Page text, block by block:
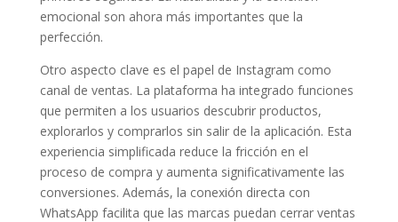
emocional son ahora más importantes que la
perfección.
Otro aspecto clave es el papel de Instagram como
canal de ventas. La plataforma ha integrado funciones
que permiten a los usuarios descubrir productos,
explorarlos y comprarlos sin salir de la aplicación. Esta
experiencia simplificada reduce la fricción en el
proceso de compra y aumenta significativamente las
conversiones. Además, la conexión directa con
WhatsApp facilita que las marcas puedan cerrar ventas